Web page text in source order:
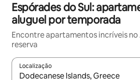
Espórades do Sul:
aluguel por temporada
Encontre apartamentos incríveis no
reserva
Localização
Quando os resultados estiverem